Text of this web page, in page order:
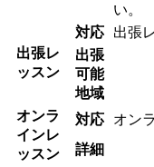
い。
出張レ
ッスン
対応
出張
出張
可能
地域
オンラ
インレ
ッスン
対応
オン
詳細